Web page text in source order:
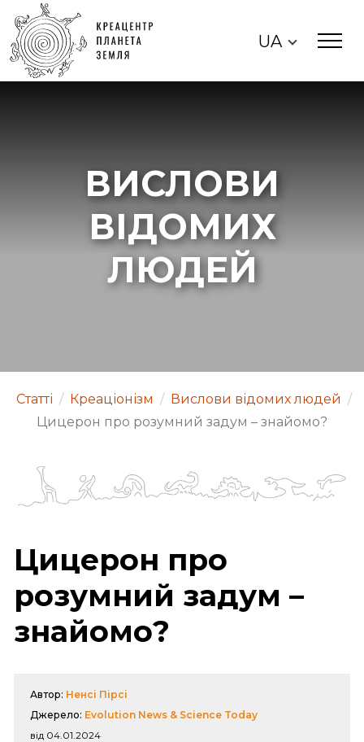
UA
ВИСЛОВИ
ВІДОМИХ
ЛЮДЕЙ
Статті / Креаціонізм / Вислови відомих людей /
Цицерон про розумний задум – знайомо?
Цицерон про
розумний задум –
знайомо?
Автор: Ненсі Пірсі
Джерело: Evolution News & Science Today
від 04.01.2024